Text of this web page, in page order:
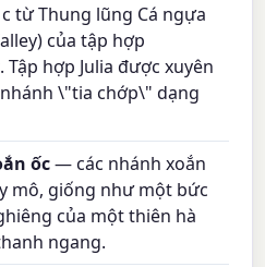
từ Thung lũng Cá ngựa
của tập hợp
hợp Julia được xuyên
\"tia chớp\" dạng
ốc— các nhánh xoắn
mô, giống như một bức
của một thiên hà
ngang.